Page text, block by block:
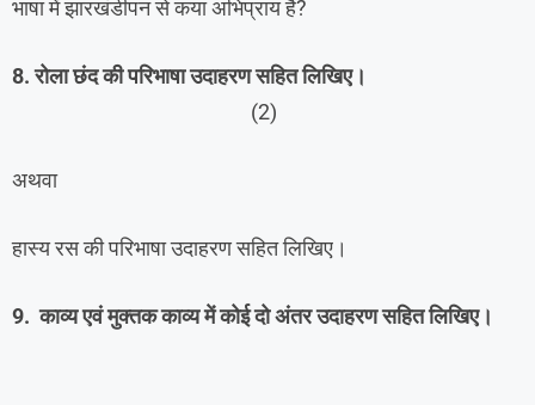
भाषा में झारखंडीपन से कया अभिप्राय है?
8. रोला छंद की परिभाषा उदाहरण सहित लिखिए।
(2)
अथवा
हास्य रस की परिभाषा उदाहरण सहित लिखिए।
9. काव्य एवं मुक्तक काव्य में कोई दो अंतर उदाहरण सहित लिखिए।